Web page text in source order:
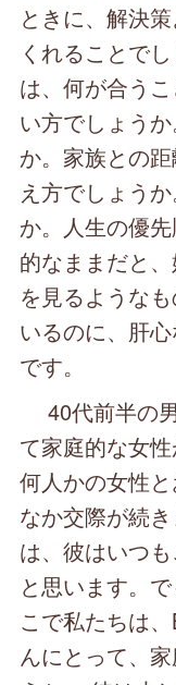
ときに、解決
くれることで
は、何が合う
い方でしょう
か。家族との
え方でしょう
か。人生の優
的なままだと
を見るような
いるのに、肝
です。
40代前半の
て家庭的な女
何人かの女性
なか交際が続
は、彼はいつ
と思います。
こで私たちは
んにとって、